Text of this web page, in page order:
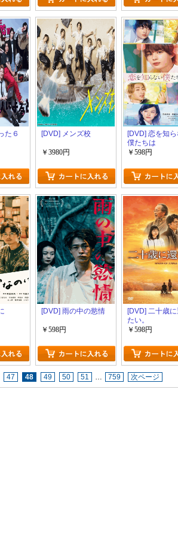
た６
[DVD] メンズ校
￥3980円
[DVD] 恋を知
僕たちは
￥598円
[DVD] 雨の中の慾情
￥598円
[DVD] 二十歳に
たい。
￥598円
47 48 49 50 51 … 759 次ページ